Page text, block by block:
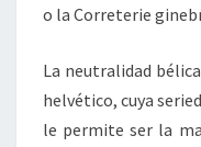
o la Correterie
La neutralidad
helvético, cuya
le permite ser la